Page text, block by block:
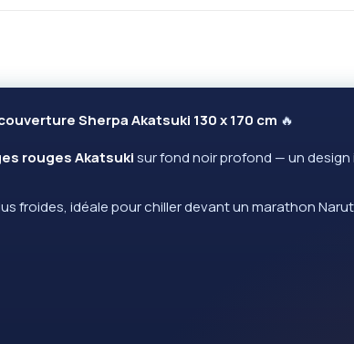
Sherpa Akatsuki 130 x 170 cm 🔥
rouges Akatsukisur fond noir profond — un
froides, idéale pour chiller devant un marathon